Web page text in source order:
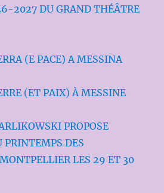
2027 DU GRAND THÉÂTRE
(E PACE) A MESSINA
(ET PAIX) À MESSINE
PROPOSE
PRINTEMPS DES
LES 29 ET 30